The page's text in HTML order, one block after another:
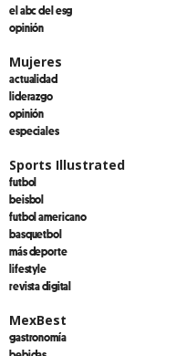
el abc del esg
opinión
Mujeres
actualidad
liderazgo
opinión
especiales
Sports Illustrated
futbol
beisbol
futbol americano
basquetbol
más deporte
lifestyle
revista digital
MexBest
gastronomía